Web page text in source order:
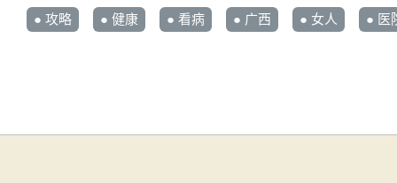
● 攻略 ● 健康 ● 看病 ● 广西 ● 女人 ● 医